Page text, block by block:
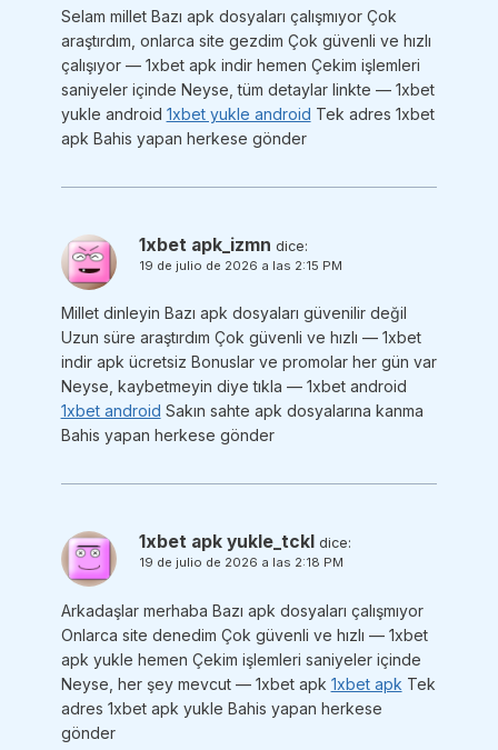
Selam millet Bazı apk dosyaları çalışmıyor Çok
araştırdım, onlarca site gezdim Çok güvenli ve hızlı
çalışıyor — 1xbet apk indir hemen Çekim işlemleri
saniyeler içinde Neyse, tüm detaylar linkte — 1xbet
yukle android 1xbet yukle android Tek adres 1xbet
apk Bahis yapan herkese gönder
1xbet apk_izmn dice:
19 de julio de 2026 a las 2:15 PM
Millet dinleyin Bazı apk dosyaları güvenilir değil
Uzun süre araştırdım Çok güvenli ve hızlı — 1xbet
indir apk ücretsiz Bonuslar ve promolar her gün var
Neyse, kaybetmeyin diye tıkla — 1xbet android
1xbet android Sakın sahte apk dosyalarına kanma
Bahis yapan herkese gönder
1xbet apk yukle_tckl dice:
19 de julio de 2026 a las 2:18 PM
Arkadaşlar merhaba Bazı apk dosyaları çalışmıyor
Onlarca site denedim Çok güvenli ve hızlı — 1xbet
apk yukle hemen Çekim işlemleri saniyeler içinde
Neyse, her şey mevcut — 1xbet apk 1xbet apk Tek
adres 1xbet apk yukle Bahis yapan herkese
gönder